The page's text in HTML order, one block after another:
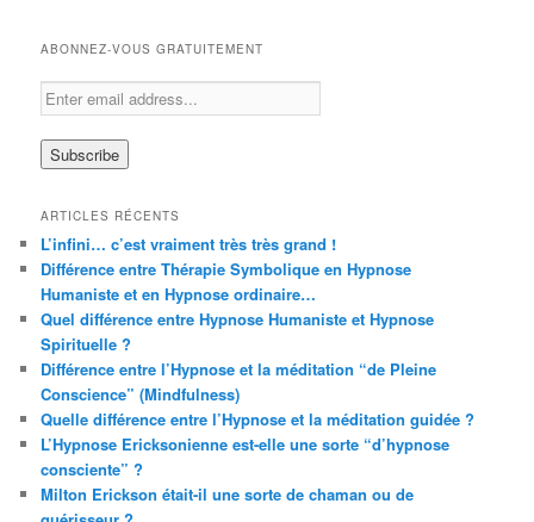
ABONNEZ-VOUS GRATUITEMENT
ARTICLES RÉCENTS
L’infini… c’est vraiment très très grand !
Différence entre Thérapie Symbolique en Hypnose
Humaniste et en Hypnose ordinaire…
Quel différence entre Hypnose Humaniste et Hypnose
Spirituelle ?
Différence entre l’Hypnose et la méditation “de Pleine
Conscience” (Mindfulness)
Quelle différence entre l’Hypnose et la méditation guidée ?
L’Hypnose Ericksonienne est-elle une sorte “d’hypnose
consciente” ?
Milton Erickson était-il une sorte de chaman ou de